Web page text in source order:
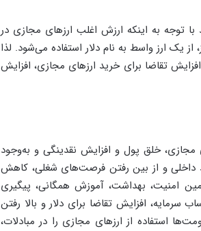
توجه به اینکه ارزش اغلب ارزهای مجازی در
از یک ارز واسط به نام دلار استفاده می­‌شود. لذا
افزایش تقاضا برای خرید ارزهای مجازی، افزایش
خلق پول و افزایش نقدینگی و به‌وجود
داخلی و از بین رفتن فرصت‌های شغلی، کاهش
امنیت، بهداشت، آموزش همگانی، پیگیری
سرمایه، افزایش تقاضا برای دلار و بالا رفتن
استفاده از ارزهای مجازی را در مبادلات،